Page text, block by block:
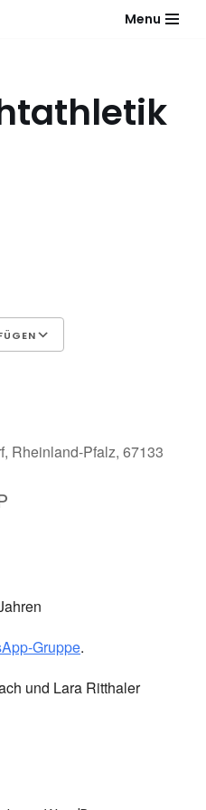
Menu
Rheinland-Pfalz, 67133
Gruppe.
und Lara Ritthaler